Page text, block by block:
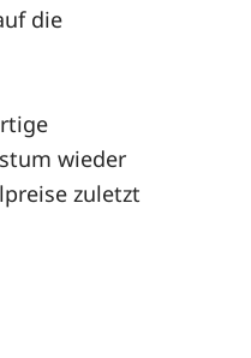
die
wieder
zuletzt